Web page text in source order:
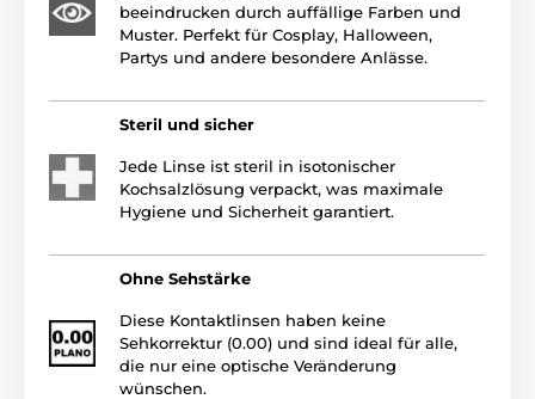
beeindrucken durch auffällige Farben und
Muster. Perfekt für Cosplay, Halloween,
Partys und andere besondere Anlässe.
Steril und sicher
Jede Linse ist steril in isotonischer
Kochsalzlösung verpackt, was maximale
Hygiene und Sicherheit garantiert.
Ohne Sehstärke
Diese Kontaktlinsen haben keine
Sehkorrektur (0.00) und sind ideal für alle,
die nur eine optische Veränderung
wünschen.